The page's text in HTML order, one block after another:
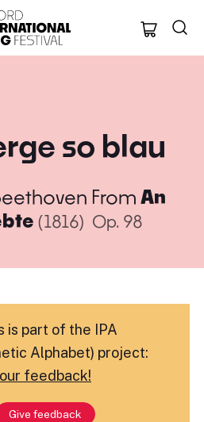
Oxford
so blau
From An
(1816) Op. 98
is part of the IPA
Alphabet) project:
feedback!
Give feedback